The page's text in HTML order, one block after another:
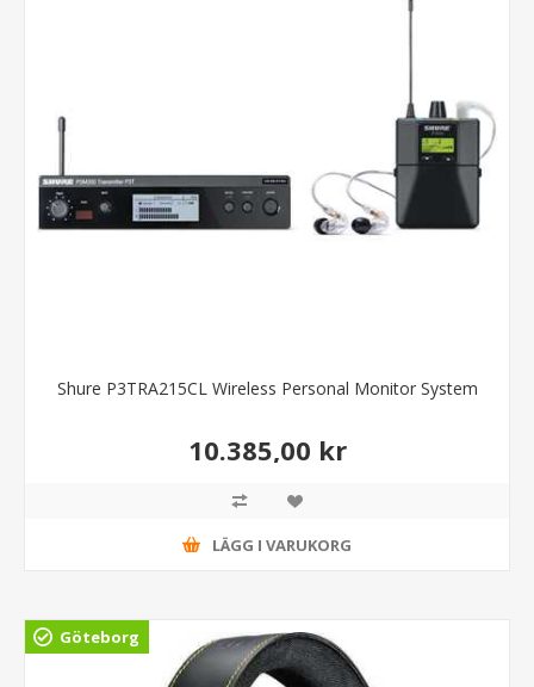
Shure P3TRA215CL Wireless Personal Monitor System
10.385,00 kr
LÄGG I VARUKORG
Göteborg